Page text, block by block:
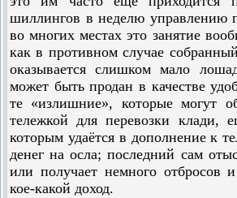
шиллингов в неделю управлению
во многих местах это занятие
как в противном случае
оказывается слишком мало
может быть продан в качестве
те «излишние», которые могут
тележкой для перевозки клади,
которым удаётся в дополнение к
денег на осла; последний сам
или получает немного отбросов
кое-какой доход.